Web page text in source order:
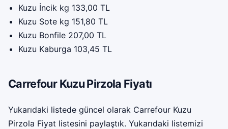
Kuzu İncik kg 133,00 TL
Kuzu Sote kg 151,80 TL
Kuzu Bonfile 207,00 TL
Kuzu Kaburga 103,45 TL
Carrefour Kuzu Pirzola Fiyatı
Yukarıdaki listede güncel olarak Carrefour Kuzu
Pirzola Fiyat listesini paylaştık. Yukarıdaki listemizi